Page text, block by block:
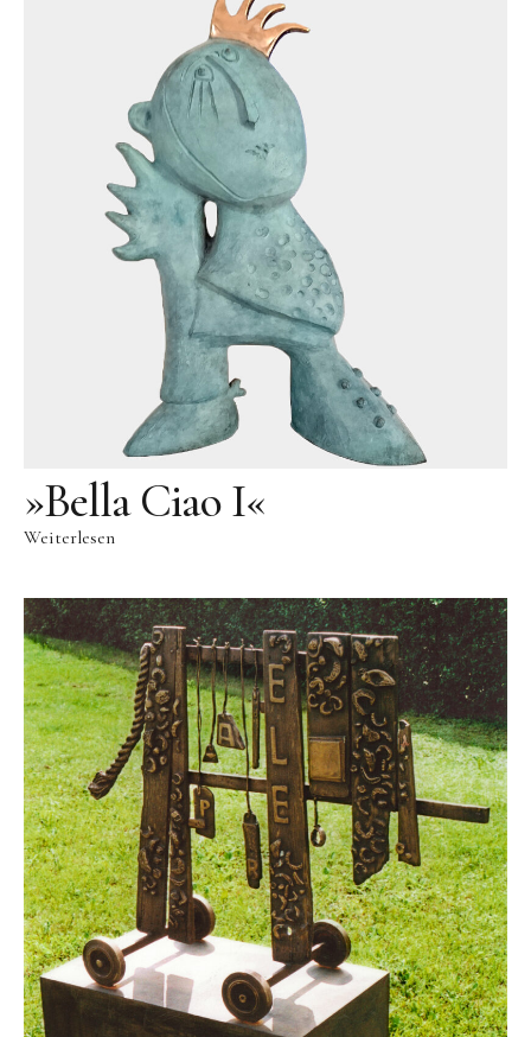
Literatur
Kontakt
Kontakt
Wegbeschreibung
Impressum
Datenschutz
»Bella Ciao I«
Weiterlesen